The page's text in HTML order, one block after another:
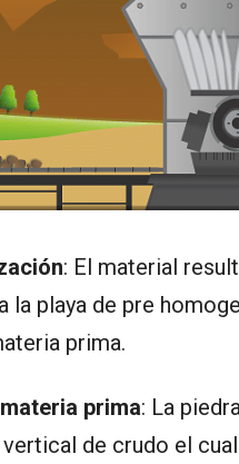
: El material
la playa de pre
prima.
prima: La
de crudo el